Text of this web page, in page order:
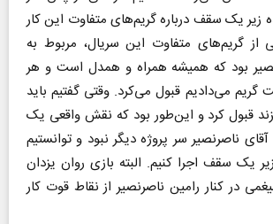
زیر یک سقف درباره گریم‌های متفاوت این کار
از گریم‌های متفاوت این سریال، مربوط به
بود که همیشه همراه و همدل است و هر
گریم می‌دادیم قبول می‌کرد. وقتی گفتیم باید
قبول کرد و این‌طور بود که نقش واقعی یک
ناصرنصیر سر پروژه دیگر نبود و توانستیم
یک سقف اجرا کنیم. البته بازی روان یزدان
در کنار رامین ناصرنصیر از نقاط قوت کار